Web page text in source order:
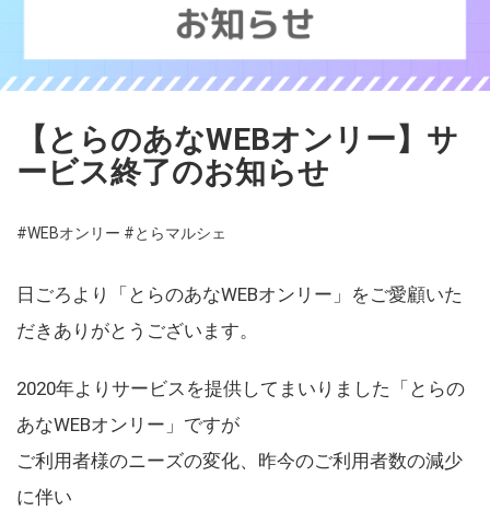
【とらのあなWEBオンリー】サ
ービス終了のお知らせ
#WEBオンリー #とらマルシェ
日ごろより「とらのあなWEBオンリー」をご愛顧いた
だきありがとうございます。
2020年よりサービスを提供してまいりました「とらの
あなWEBオンリー」ですが
ご利用者様のニーズの変化、昨今のご利用者数の減少
に伴い